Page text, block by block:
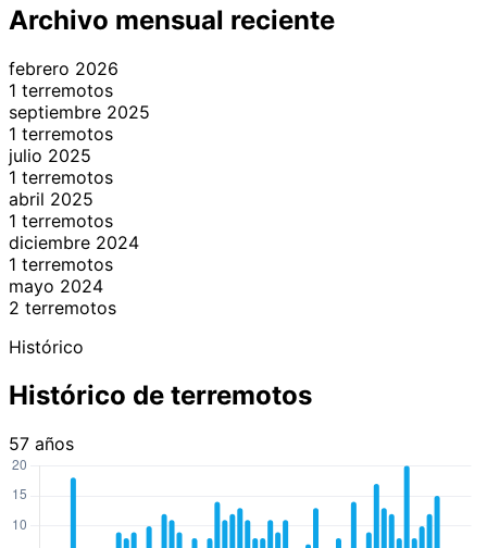
Archivo mensual reciente
febrero 2026
1 terremotos
septiembre 2025
1 terremotos
julio 2025
1 terremotos
abril 2025
1 terremotos
diciembre 2024
1 terremotos
mayo 2024
2 terremotos
Histórico
Histórico de terremotos
57 años